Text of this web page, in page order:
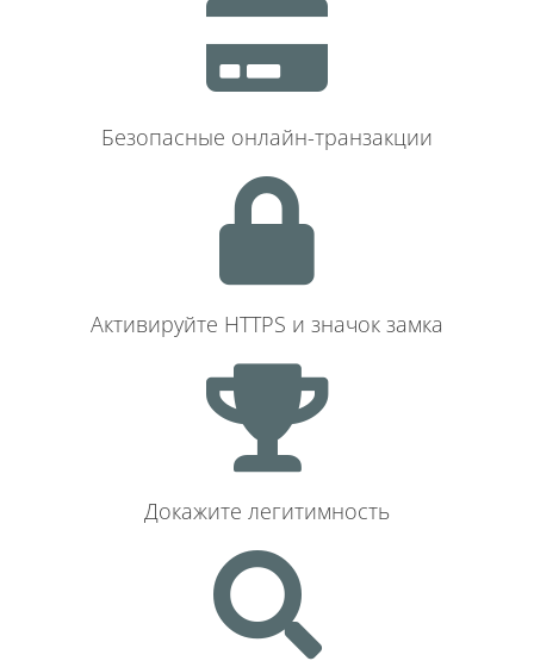
Безопасные онлайн-транзакции
Активируйте HTTPS и значок замка
Докажите легитимность